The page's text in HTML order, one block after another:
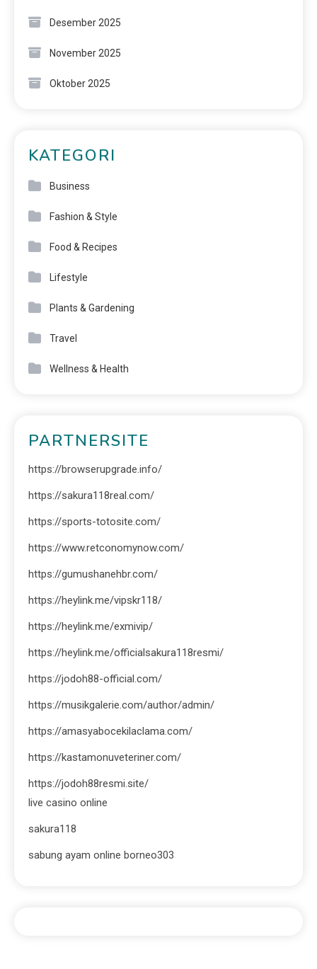
Desember 2025
November 2025
Oktober 2025
KATEGORI
Business
Fashion & Style
Food & Recipes
Lifestyle
Plants & Gardening
Travel
Wellness & Health
PARTNERSITE
https://browserupgrade.info/
https://sakura118real.com/
https://sports-totosite.com/
https://www.retconomynow.com/
https://gumushanehbr.com/
https://heylink.me/vipskr118/
https://heylink.me/exmivip/
https://heylink.me/officialsakura118resmi/
https://jodoh88-official.com/
https://musikgalerie.com/author/admin/
https://amasyabocekilaclama.com/
https://kastamonuveteriner.com/
https://jodoh88resmi.site/
live casino online
sakura118
sabung ayam online borneo303